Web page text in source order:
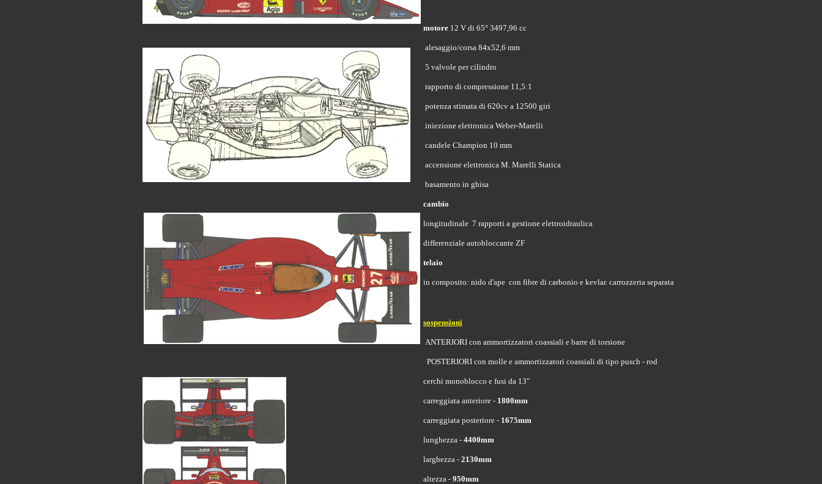
motore 12 V di 65° 3497,96 cc
alesaggio/corsa 84x52,6 mm
5 valvole per cilindro
rapporto di compressione 11,5:1
potenza stimata di 620cv a 12500 giri
iniezione elettronica Weber-Marelli
candele Champion 10 mm
accensione elettronica M. Marelli Statica
basamento in ghisa
cambio
longitudinale 7 rapporti a gestione elettroidraulica
differenziale autobloccante ZF
telaio
in composito: nido d'ape con fibre di carbonio e kevlar. carrozzeria separata
sospensioni
ANTERIORI con ammortizzatori coassiali e barre di torsione
POSTERIORI con molle e ammortizzatori coassiali di tipo pusch - rod
cerchi monoblocco e fusi da 13"
carreggiata anteriore - 1800mm
carreggiata posteriore - 1675mm
lunghezza - 4400mm
larghezza - 2130mm
altezza - 950mm